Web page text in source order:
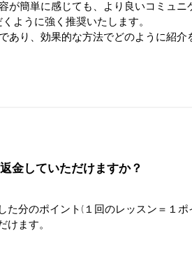
が簡単に感じても、より良いコミュ
ように強く推奨いたします。
あり、効果的な方法でどのように紹
金していただけますか？
分のポイント(１回のレッスン＝１
けます。